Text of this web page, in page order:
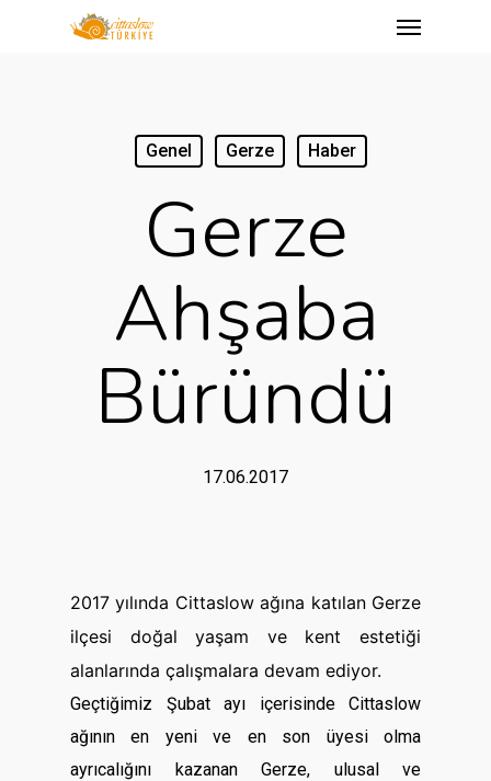
Genel Gerze Haber
Gerze
Ahşaba
Büründü
17.06.2017
2017 yılında Cittaslow ağına katılan Gerze
ilçesi doğal yaşam ve kent estetiği
alanlarında çalışmalara devam ediyor.
Geçtiğimiz Şubat ayı içerisinde Cittaslow
ağının en yeni ve en son üyesi olma
ayrıcalığını kazanan Gerze, ulusal ve